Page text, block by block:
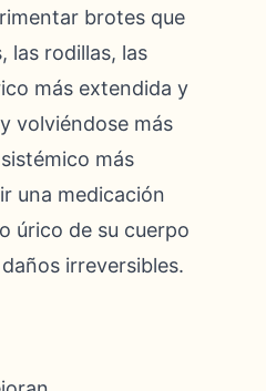
brotes que
las rodillas, las
más extendida y
volviéndose más
más
una medicación
úrico de su cuerpo
irreversibles.